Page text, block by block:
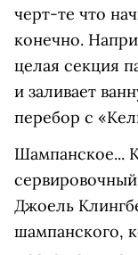
черт-те что
конечно.
целая секция
и заливает
перебор с
Шампанское...
Джоель
шампанского,